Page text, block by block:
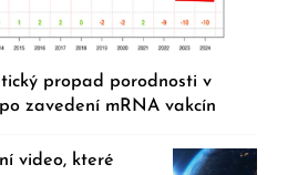
propad porodnosti v
zavedení mRNA vakcín
video, které